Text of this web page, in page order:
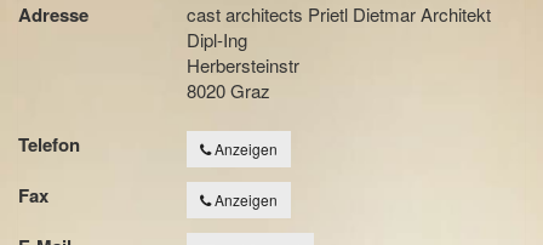
Adresse
cast architects Prietl Dietmar Architekt
Dipl-Ing
Herbersteinstr
8020 Graz
Telefon Anzeigen
Fax Anzeigen